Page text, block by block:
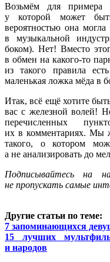
Возьмём для примера
у которой может
вероятностью она
в музыкальной
боком). Нет! Вместо
в обмен на какого-то
из такого правила
маленькая ложка мёда в
Итак, всё ещё хотите
вас с железной волей!
перечисленных
их в комментариях. Мы
такого, о котором
а не анализировать до
Подписывайтесь на
не пропускать самые
Другие статьи по теме:
7 запоминающихся
15 лучших
и народов